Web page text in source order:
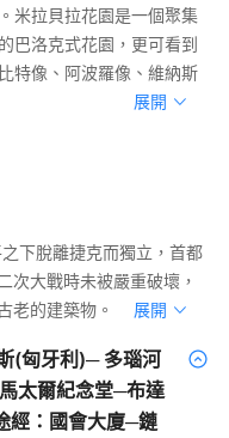
米拉貝拉花園是一個聚集
巴洛克式花園，更可看到
特像、阿波羅像、維納斯
展開
下脫離捷克而獨立，首都
次大戰時未被嚴重破壞，
老的建築物。
展開
(匈牙利)─ 多瑙河
太爾紀念堂─布達
經：國會大廈─鏈